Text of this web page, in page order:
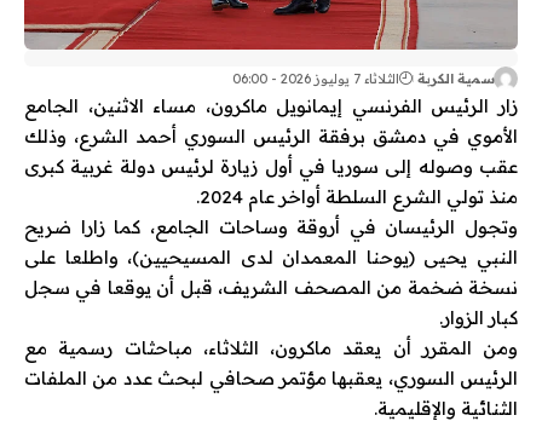
سمية الكربة الثلاثاء 7 يوليوز 2026 - 06:00
زار الرئيس الفرنسي إيمانويل ماكرون، مساء الاثنين، الجامع
الأموي في دمشق برفقة الرئيس السوري أحمد الشرع، وذلك
عقب وصوله إلى سوريا في أول زيارة لرئيس دولة غربية كبرى
منذ تولي الشرع السلطة أواخر عام 2024.
وتجول الرئيسان في أروقة وساحات الجامع، كما زارا ضريح
النبي يحيى (يوحنا المعمدان لدى المسيحيين)، واطلعا على
نسخة ضخمة من المصحف الشريف، قبل أن يوقعا في سجل
كبار الزوار.
ومن المقرر أن يعقد ماكرون، الثلاثاء، مباحثات رسمية مع
الرئيس السوري، يعقبها مؤتمر صحافي لبحث عدد من الملفات
الثنائية والإقليمية.